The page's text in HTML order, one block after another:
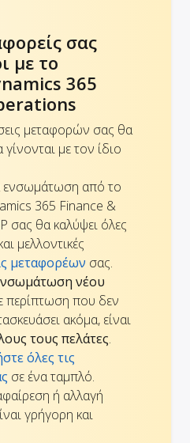
σας
με το
365
μεταφορών σας θα
με τον ίδιο
ενσωμάτωση από το
365 Finance &
σας θα καλύψει όλες
μελλοντικές
μεταφορέων σας.
νέου
περίπτωση που δεν
ακόμα, είναι
τους πελάτες.
όλες τις
σε ένα ταμπλό.
ή αλλαγή
γρήγορη και